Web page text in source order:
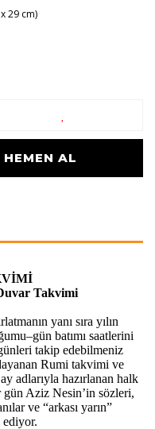
29 cm)
HEMEN AL
Takvimi
yanı sıra yılın
batımı saatlerini
takip edebilmeniz
Rumi takvimi ve
adlarıyla hazırlanan halk
Aziz Nesin’in sözleri,
ve “arkası yarın”